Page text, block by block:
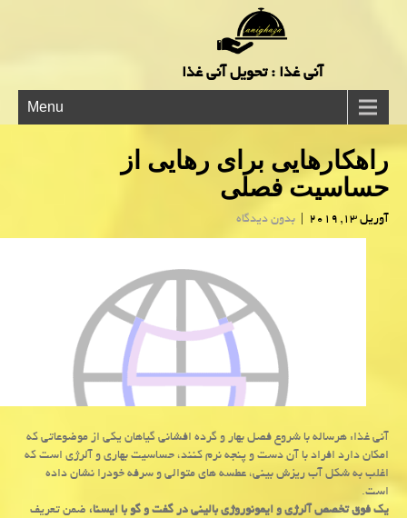
آنی غذا : تحویل آنی غذا
Menu
راهكارهایی برای رهایی از
حساسیت فصلی
آوریل 13, 2019 | بدون دیدگاه
آنی غذا: هرساله با شروع فصل بهار و گرده افشانی گیاهان یكی از موضوعاتی كه
امكان دارد افراد با آن دست و پنجه نرم كنند، حساسیت بهاری و آلرژی است كه
اغلب به شكل آب ریزش بینی، عطسه های متوالی و سرفه خودرا نشان داده
است.
یك فوق تخصص آلرژی و ایمونوروژی بالینی در گفت و گو باایسنا،ضمن تعریف